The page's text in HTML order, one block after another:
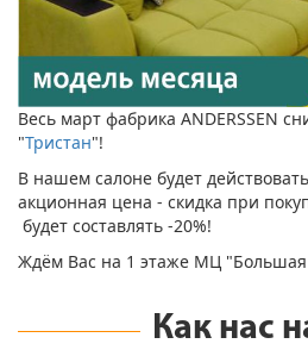
Весь март фабрика ANDERSSEN
"Тристан"!
В нашем салоне будет
акционная цена - скидка при
будет составлять -20%!
Ждём Вас на 1 этаже МЦ
Как нас